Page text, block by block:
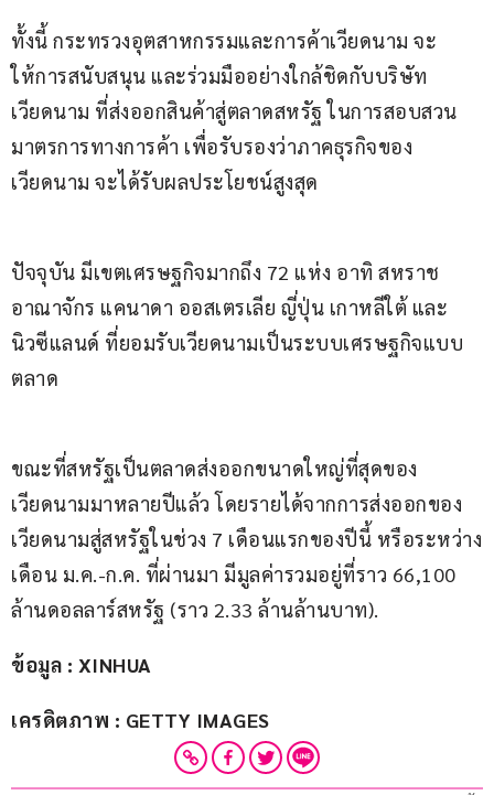
ทั้งนี้ กระทรวงอุตสาหกรรมและการค้าเวียดนาม จะ
ให้การสนับสนุน และร่วมมืออย่างใกล้ชิดกับบริษัท
เวียดนาม ที่ส่งออกสินค้าสู่ตลาดสหรัฐ ในการสอบสวน
มาตรการทางการค้า เพื่อรับรองว่าภาคธุรกิจของ
เวียดนาม จะได้รับผลประโยชน์สูงสุด
ปัจจุบัน มีเขตเศรษฐกิจมากถึง 72 แห่ง อาทิ สหราช
อาณาจักร แคนาดา ออสเตรเลีย ญี่ปุ่น เกาหลีใต้ และ
นิวซีแลนด์ ที่ยอมรับเวียดนามเป็นระบบเศรษฐกิจแบบ
ตลาด
ขณะที่สหรัฐเป็นตลาดส่งออกขนาดใหญ่ที่สุดของ
เวียดนามมาหลายปีแล้ว โดยรายได้จากการส่งออกของ
เวียดนามสู่สหรัฐในช่วง 7 เดือนแรกของปีนี้ หรือระหว่าง
เดือน ม.ค.-ก.ค. ที่ผ่านมา มีมูลค่ารวมอยู่ที่ราว 66,100
ล้านดอลลาร์สหรัฐ (ราว 2.33 ล้านล้านบาท).
ข้อมูล : XINHUA
เครดิตภาพ : GETTY IMAGES